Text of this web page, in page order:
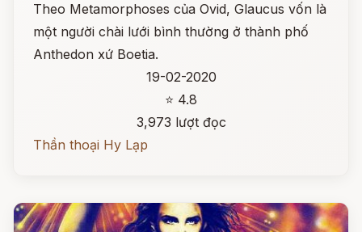
Theo Metamorphoses của Ovid, Glaucus vốn là
một người chài lưới bình thường ở thành phố
Anthedon xứ Boetia.
19-02-2020
⭐ 4.8
3,973 lượt đọc
Thần thoại Hy Lạp